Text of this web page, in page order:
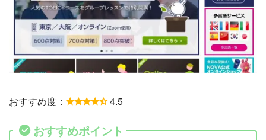
おすすめ度： 4.5
おすすめポイント